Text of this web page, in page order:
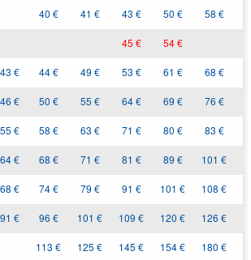
40 € 41 € 43 € 50 € 58 €
45 € 54 €
43 € 44 € 49 € 53 € 61 € 68 €
46 € 50 € 55 € 64 € 69 € 76 €
55 € 58 € 63 € 71 € 80 € 83 €
64 € 68 € 71 € 81 € 89 € 101 €
68 € 74 € 79 € 91 € 101 € 108 €
91 € 96 € 101 € 109 € 120 € 126 €
113 € 125 € 145 € 154 € 180 €